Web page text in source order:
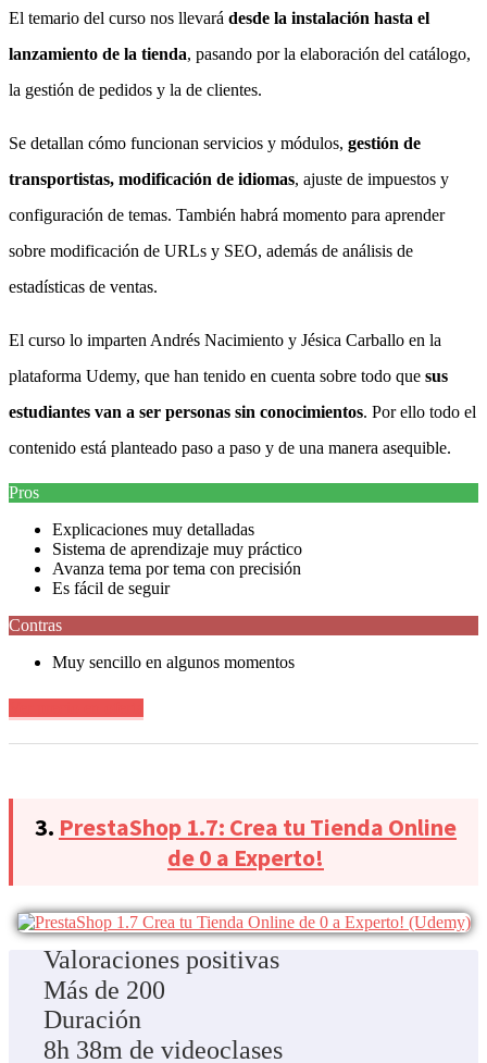
El temario del curso nos llevará desde la instalación hasta el
lanzamiento de la tienda, pasando por la elaboración del catálogo,
la gestión de pedidos y la de clientes.
Se detallan cómo funcionan servicios y módulos, gestión de
transportistas, modificación de idiomas, ajuste de impuestos y
configuración de temas. También habrá momento para aprender
sobre modificación de URLs y SEO, además de análisis de
estadísticas de ventas.
El curso lo imparten Andrés Nacimiento y Jésica Carballo en la
plataforma Udemy, que han tenido en cuenta sobre todo que sus
estudiantes van a ser personas sin conocimientos. Por ello todo el
contenido está planteado paso a paso y de una manera asequible.
Pros
Explicaciones muy detalladas
Sistema de aprendizaje muy práctico
Avanza tema por tema con precisión
Es fácil de seguir
Contras
Muy sencillo en algunos momentos
3. PrestaShop 1.7: Crea tu Tienda Online
de 0 a Experto!
Valoraciones positivas
Más de 200
Duración
8h 38m de videoclases